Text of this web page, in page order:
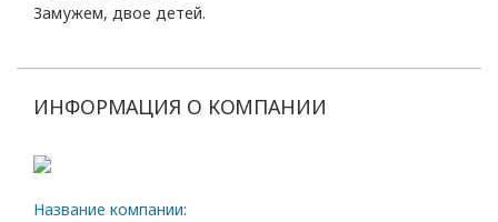
Замужем, двое детей.
ИНФОРМАЦИЯ О КОМПАНИИ
Название компании: